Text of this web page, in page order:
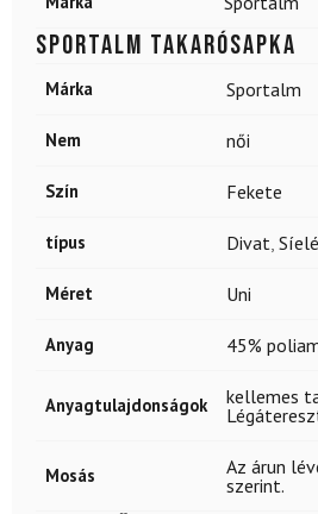
SPORTALM Takarósapka
Márka Sportalm
Nem női
Szín Fekete
típus Divat
Méret Uni
Anyag 45%
Anyagtulajdonságok kellemes
Mosás
Az árun
szerint.